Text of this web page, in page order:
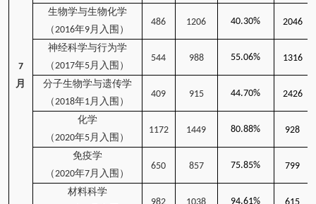
7
月
生物学与生物化学
（2016年9月入围）
486 1206 40.30% 2046
神经科学与行为学
（2017年5月入围）
544 988 55.06% 1316
分子生物学与遗传学
（2018年1月入围）
409 915 44.70% 2426
化学
（2020年5月入围）
1172 1449 80.88% 928
免疫学
（2020年7月入围）
650 857 75.85% 799
材料科学
94.61%